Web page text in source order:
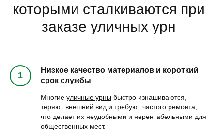
которыми сталкиваются при
заказе уличных урн
Низкое качество материалов и короткий
срок службы
Многие уличные урны быстро изнашиваются,
теряют внешний вид и требуют частого ремонта,
что делает их неудобными и нерентабельными для
общественных мест.